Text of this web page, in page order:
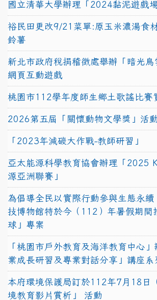
國立清華大學辦理「2024黏泥遊戲場
裕民田更改9/21菜單:原玉米濃湯食
鈴薯
新北市政府稅捐稽徵處舉辦「暗光鳥
網頁互動遊戲
桃園市112學年度師生鄉土歌謠比賽
2026第五屆「關懷動物文學獎」活動
「2023年減碳大作戰-教師研習」
亞太能源科學教育協會辦理「2025
源亞洲聯賽」
為倡導全民以實際行動參與生態永
技博物館特於今（112）年暑假期間
球」專案
「桃園市戶外教育及海洋教育中心
業成長研習及專業對話分享」講座系
本府環境保護局訂於112年7月18日
境教育影片賞析」 活動